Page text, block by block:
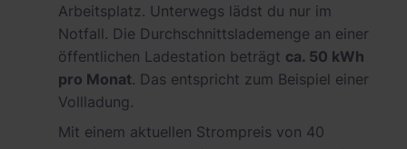
Arbeitsplatz. Unterwegs lädst du nur im
Notfall. Die Durchschnittslademenge an einer
öffentlichen Ladestation beträgt ca. 50 kWh
pro Monat. Das entspricht zum Beispiel einer
Vollladung.
Mit einem aktuellen Strompreis von 40